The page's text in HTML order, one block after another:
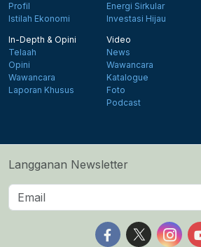
Profil
Istilah Ekonomi
Energi Sirkular
Investasi Hijau
In-Depth & Opini
Telaah
Opini
Wawancara
Laporan Khusus
Video
News
Wawancara
Katalogue
Foto
Podcast
Langganan Newsletter
Follow us on
Follow us